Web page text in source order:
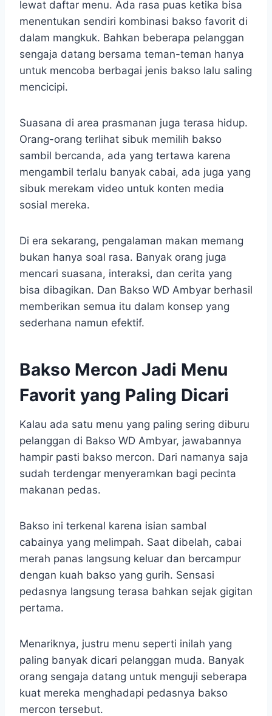
lewat daftar menu. Ada rasa puas ketika bisa
menentukan sendiri kombinasi bakso favorit di
dalam mangkuk. Bahkan beberapa pelanggan
sengaja datang bersama teman-teman hanya
untuk mencoba berbagai jenis bakso lalu saling
mencicipi.
Suasana di area prasmanan juga terasa hidup.
Orang-orang terlihat sibuk memilih bakso
sambil bercanda, ada yang tertawa karena
mengambil terlalu banyak cabai, ada juga yang
sibuk merekam video untuk konten media
sosial mereka.
Di era sekarang, pengalaman makan memang
bukan hanya soal rasa. Banyak orang juga
mencari suasana, interaksi, dan cerita yang
bisa dibagikan. Dan Bakso WD Ambyar berhasil
memberikan semua itu dalam konsep yang
sederhana namun efektif.
Bakso Mercon Jadi Menu
Favorit yang Paling Dicari
Kalau ada satu menu yang paling sering diburu
pelanggan di Bakso WD Ambyar, jawabannya
hampir pasti bakso mercon. Dari namanya saja
sudah terdengar menyeramkan bagi pecinta
makanan pedas.
Bakso ini terkenal karena isian sambal
cabainya yang melimpah. Saat dibelah, cabai
merah panas langsung keluar dan bercampur
dengan kuah bakso yang gurih. Sensasi
pedasnya langsung terasa bahkan sejak gigitan
pertama.
Menariknya, justru menu seperti inilah yang
paling banyak dicari pelanggan muda. Banyak
orang sengaja datang untuk menguji seberapa
kuat mereka menghadapi pedasnya bakso
mercon tersebut.